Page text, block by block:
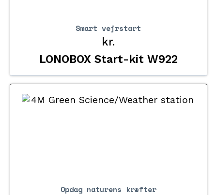
Smart vejrstart
LONOBOX Start-kit W922
kr.
Opdag naturens kræfter